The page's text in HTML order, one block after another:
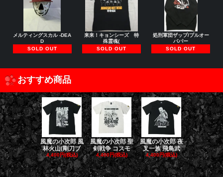
メルティングスカル -DEA
D
SOLD OUT
来来！キョンシーズ 特
殊霊魂(
SOLD OUT
処刑軍団ザップ/プルオー
バパー
SOLD OUT
おすすめ商品
風魔の小次郎 風
林火山(剛刀ブ
4,400円(税込)
風魔の小次郎 聖
剣戦争 コスモ
4,400円(税込)
風魔の小次郎 夜
叉一族 飛鳥武
4,400円(税込)
風魔の小次
魔一族 竜
4,400円(税